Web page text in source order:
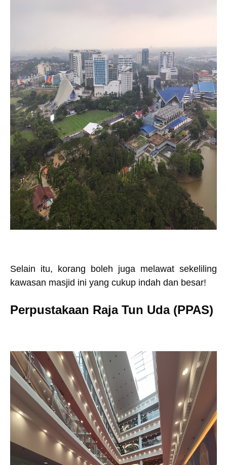
Selain itu, korang boleh juga melawat sekeliling
kawasan masjid ini yang cukup indah dan besar!
Perpustakaan Raja Tun Uda (PPAS)